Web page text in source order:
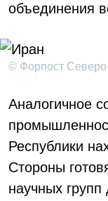
объединения
© Форпост
Аналогичное
Республики
Стороны
научных